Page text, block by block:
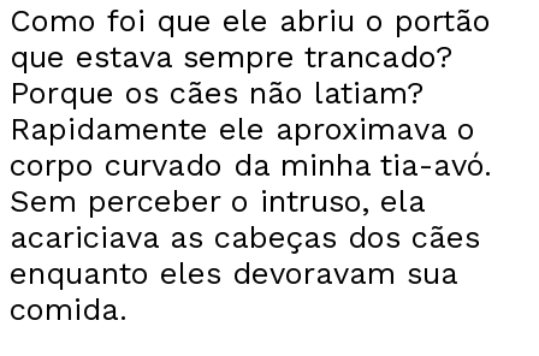
Como foi que ele abriu o portão
que estava sempre trancado?
Porque os cães não latiam?
Rapidamente ele aproximava o
corpo curvado da minha tia-avó.
Sem perceber o intruso, ela
acariciava as cabeças dos cães
enquanto eles devoravam sua
comida.